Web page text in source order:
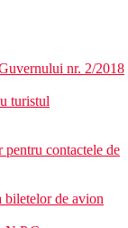
nr. 2/2018
turistul
contactele de
biletelor de avion